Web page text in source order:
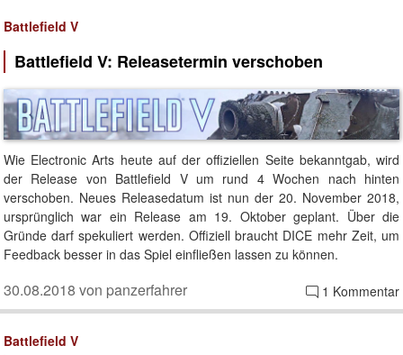
Battlefield V
Battlefield V: Releasetermin verschoben
Wie Electronic Arts heute auf der offiziellen Seite bekanntgab, wird
der Release von Battlefield V um rund 4 Wochen nach hinten
verschoben. Neues Releasedatum ist nun der 20. November 2018,
ursprünglich war ein Release am 19. Oktober geplant. Über die
Gründe darf spekuliert werden. Offiziell braucht DICE mehr Zeit, um
Feedback besser in das Spiel einfließen lassen zu können.
1 Kommentar
30.08.2018 von panzerfahrer
Battlefield V